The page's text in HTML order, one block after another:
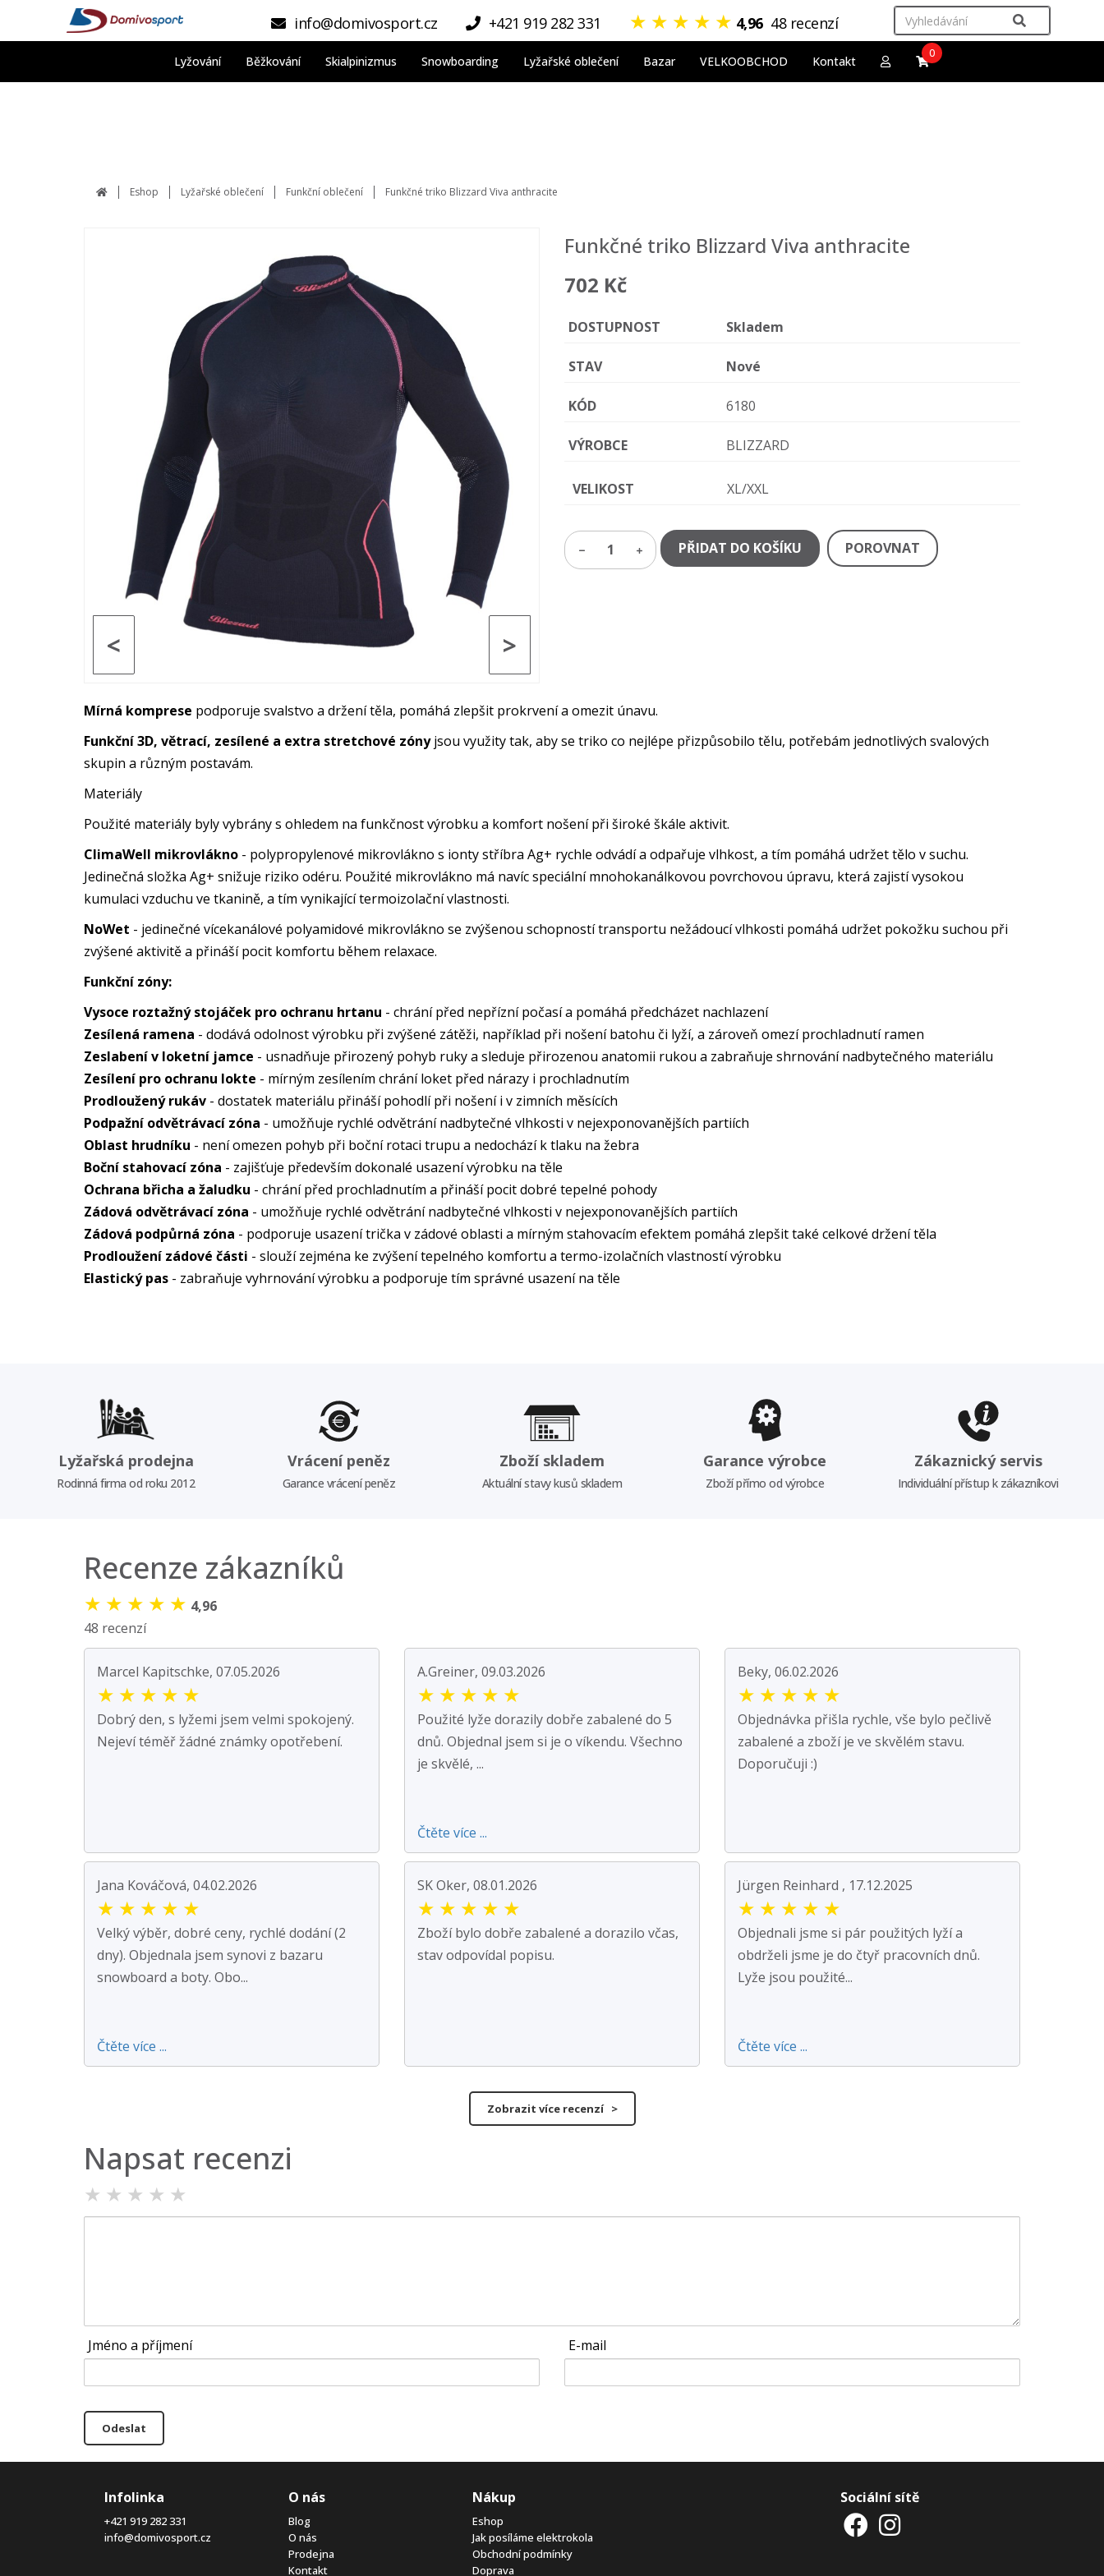
info@domivosport.cz +421 919 282 331 ★ ★ ★ ★ ★ 4,96 48 recenzí
Lyžování Běžkování Skialpinizmus Snowboarding Lyžařské oblečení Bazar VELKOOBCHOD Kontakt
0
Eshop Lyžařské oblečení Funkční oblečení Funkčné triko Blizzard Viva anthracite
>
<
Funkčné triko Blizzard Viva anthracite
702 Kč
DOSTUPNOST Skladem
STAV Nové
KÓD 6180
VÝROBCE BLIZZARD
VELIKOST XL/XXL
1 PŘIDAT DO KOŠÍKU POROVNAT
Mírná komprese podporuje svalstvo a držení těla, pomáhá zlepšit prokrvení a omezit únavu.
Funkční 3D, větrací, zesílené a extra stretchové zónyjsou využity tak, aby se triko co nejlépe přizpůsobilo tělu, potřebám jednotlivých svalových
skupin a různým postavám.
Materiály
Použité materiály byly vybrány s ohledem na funkčnost výrobku a komfort nošení při široké škále aktivit.
ClimaWell mikrovlákno - polypropylenové mikrovlákno s ionty stříbra Ag+ rychle odvádí a odpařuje vlhkost, a tím pomáhá udržet tělo v suchu.
Jedinečná složka Ag+ snižuje riziko odéru. Použité mikrovlákno má navíc speciální mnohokanálkovou povrchovou úpravu, která zajistí vysokou
kumulaci vzduchu ve tkanině, a tím vynikající termoizolační vlastnosti.
NoWet - jedinečné vícekanálové polyamidové mikrovlákno se zvýšenou schopností transportu nežádoucí vlhkosti pomáhá udržet pokožku suchou při
zvýšené aktivitě a přináší pocit komfortu během relaxace.
Funkční zóny:
Vysoce roztažný stojáček pro ochranu hrtanu - chrání před nepřízní počasí a pomáhá předcházet nachlazení
Zesílená ramena - dodává odolnost výrobku při zvýšené zátěži, například při nošení batohu či lyží, a zároveň omezí prochladnutí ramen
Zeslabení v loketní jamce - usnadňuje přirozený pohyb ruky a sleduje přirozenou anatomii rukou a zabraňuje shrnování nadbytečného materiálu
Zesílení pro ochranu lokte - mírným zesílením chrání loket před nárazy i prochladnutím
Prodloužený rukáv - dostatek materiálu přináší pohodlí při nošení i v zimních měsících
Podpažní odvětrávací zóna - umožňuje rychlé odvětrání nadbytečné vlhkosti v nejexponovanějších partiích
Oblast hrudníku - není omezen pohyb při boční rotaci trupu a nedochází k tlaku na žebra
Boční stahovací zóna - zajišťuje především dokonalé usazení výrobku na těle
Ochrana břicha a žaludku - chrání před prochladnutím a přináší pocit dobré tepelné pohody
Zádová odvětrávací zóna - umožňuje rychlé odvětrání nadbytečné vlhkosti v nejexponovanějších partiích
Zádová podpůrná zóna - podporuje usazení trička v zádové oblasti a mírným stahovacím efektem pomáhá zlepšit také celkové držení těla
Prodloužení zádové části - slouží zejména ke zvýšení tepelného komfortu a termo-izolačních vlastností výrobku
Elastický pas - zabraňuje vyhrnování výrobku a podporuje tím správné usazení na těle
Lyžařská prodejna
Rodinná firma od roku 2012
Vrácení peněz
Garance vrácení peněz
Zboží skladem
Aktuální stavy kusů skladem
Garance výrobce
Zboží přímo od výrobce
Zákaznický servis
Individuální přístup k zákazníkovi
Recenze zákazníků
★ ★ ★ ★ ★ 4,96
48 recenzí
Marcel Kapitschke, 07.05.2026
★ ★ ★ ★ ★
Dobrý den, s lyžemi jsem velmi spokojený.
Nejeví téměř žádné známky opotřebení.
A.Greiner, 09.03.2026
★ ★ ★ ★ ★
Použité lyže dorazily dobře zabalené do 5
dnů. Objednal jsem si je o víkendu. Všechno
je skvělé, ...
Čtěte více ...
Beky, 06.02.2026
★ ★ ★ ★ ★
Objednávka přišla rychle, vše bylo pečlivě
zabalené a zboží je ve skvělém stavu.
Doporučuji :)
Jana Kováčová, 04.02.2026
★ ★ ★ ★ ★
Velký výběr, dobré ceny, rychlé dodání (2
dny). Objednala jsem synovi z bazaru
snowboard a boty. Obo...
Čtěte více ...
SK Oker, 08.01.2026
★ ★ ★ ★ ★
Zboží bylo dobře zabalené a dorazilo včas,
stav odpovídal popisu.
Jürgen Reinhard , 17.12.2025
★ ★ ★ ★ ★
Objednali jsme si pár použitých lyží a
obdrželi jsme je do čtyř pracovních dnů.
Lyže jsou použité...
Čtěte více ...
Zobrazit více recenzí >
Napsat recenzi
★ ★ ★ ★ ★
Jméno a příjmení E-mail
Odeslat
Infolinka
+421 919 282 331
info@domivosport.cz
O nás
Blog
O nás
Prodejna
Kontakt
Nákup
Eshop
Jak posíláme elektrokola
Obchodní podmínky
Doprava
Sociální sítě